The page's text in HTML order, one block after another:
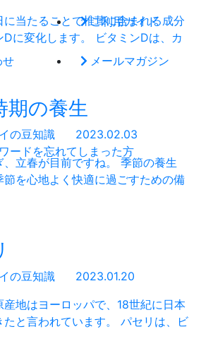
ご利用ガイド
せ メールマガジン
ードを忘れてしまった方
に当たることで椎茸に含まれる成分
Dに変化します。 ビタミンDは、カ
期の養生
の豆知識
2023.02.03
、立春が目前ですね。 季節の養生
節を心地よく快適に過ごすための備
の豆知識
2023.01.20
産地はヨーロッパで、18世紀に日本
たと言われています。 パセリは、ビ